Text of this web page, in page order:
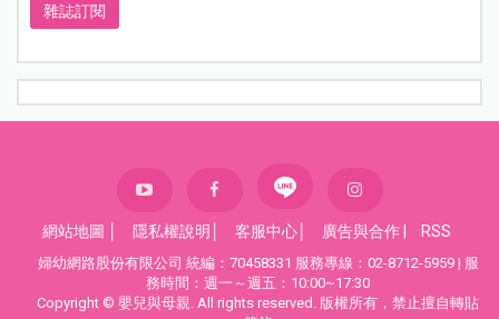
雜誌訂閱
網站地圖 隱私權說明 客服中心 廣告與合作 RSS
婦幼網路股份有限公司 統編：70458331 服務專線：02-8712-5959 | 服
務時間：週一～週五：10:00~17:30
Copyright © 嬰兒與母親. All rights reserved. 版權所有，禁止擅自轉貼